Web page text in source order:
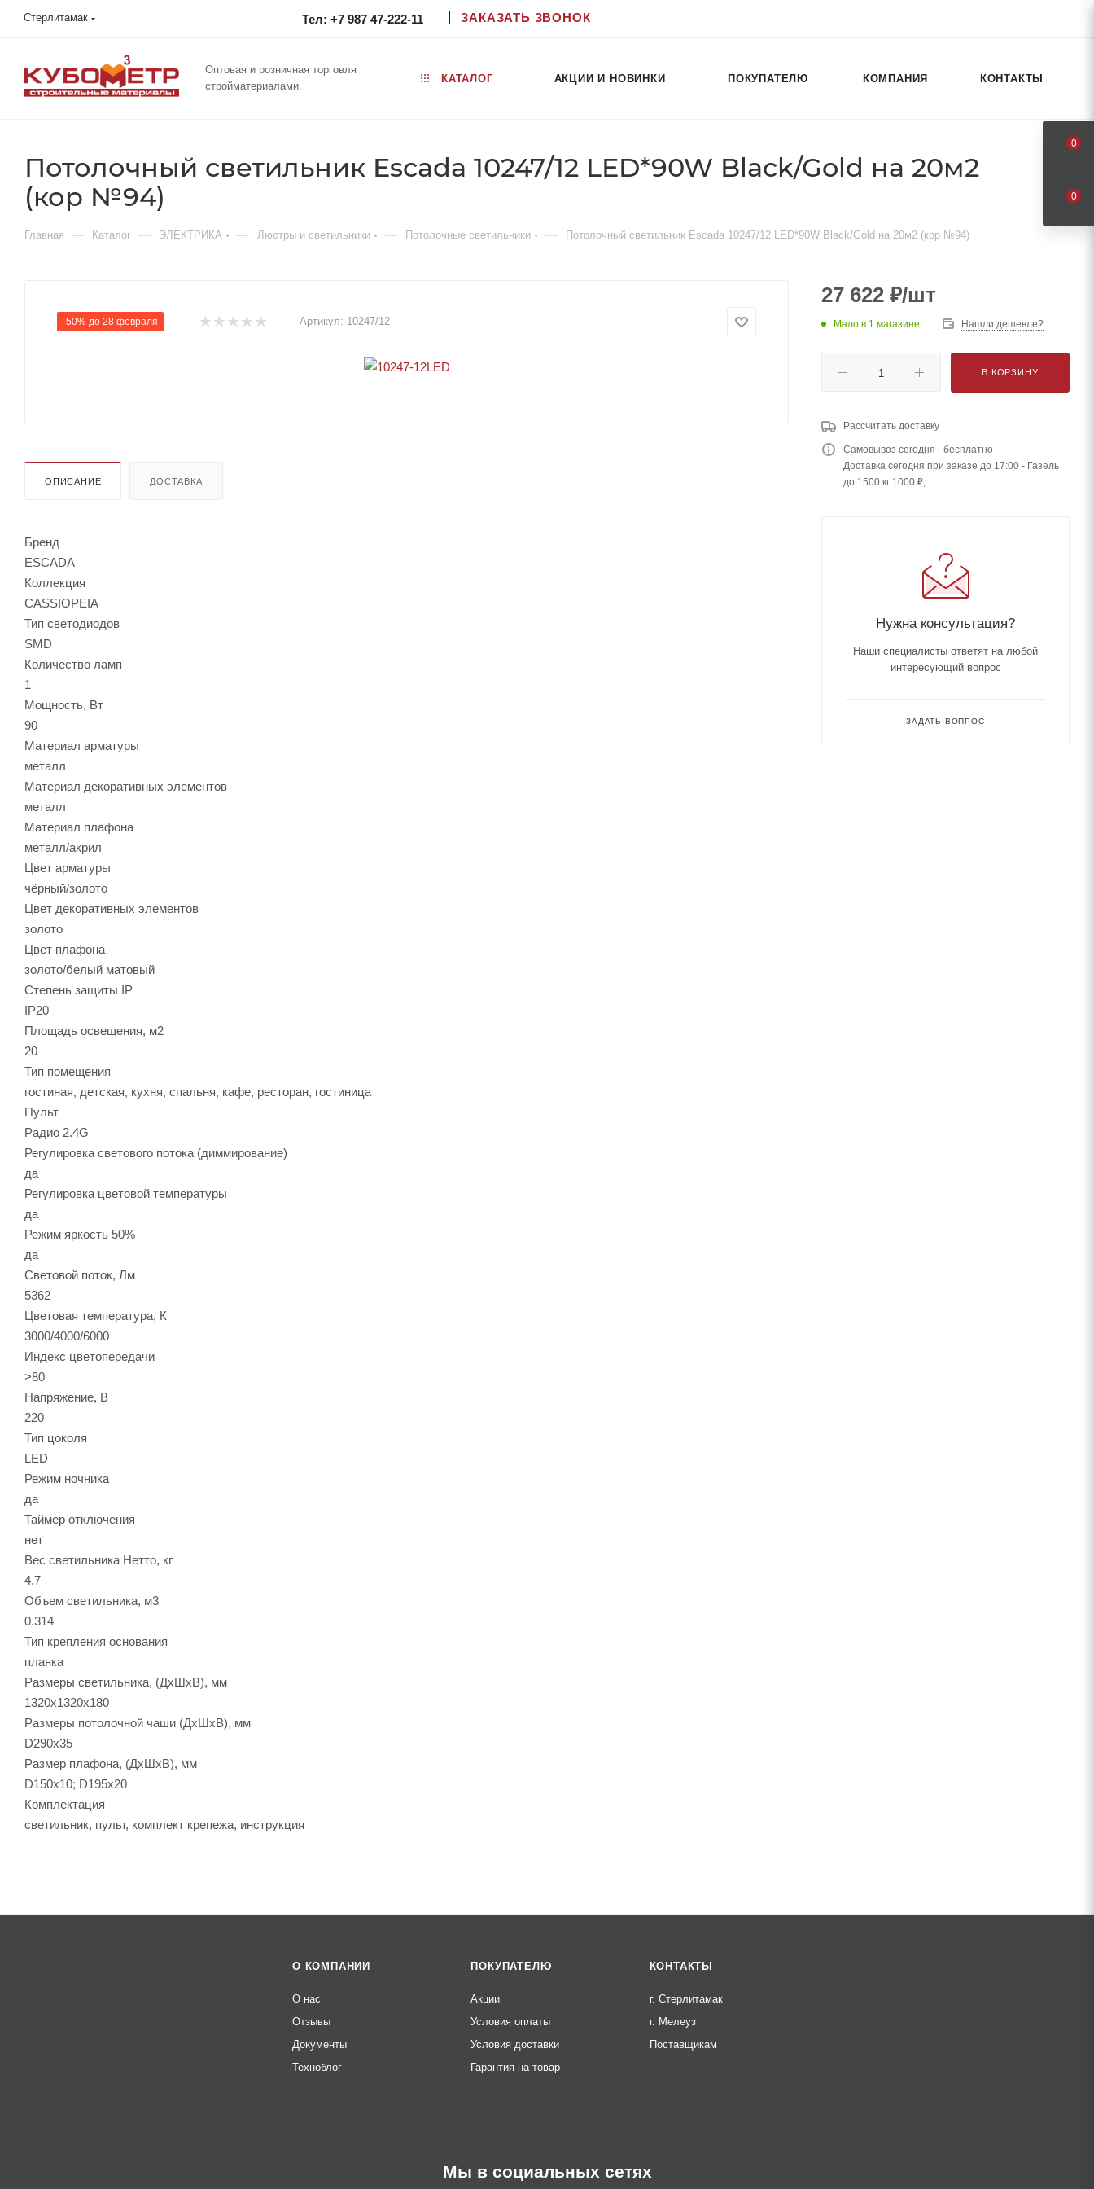
Стерлитамак Тел: +7 987 47-222-11 ЗАКАЗАТЬ ЗВОНОК
Оптовая и розничная торговля
стройматериалами.
КАТАЛОГ АКЦИИ И НОВИНКИ ПОКУПАТЕЛЮ КОМПАНИЯ КОНТАКТЫ
Потолочный cветильник Escada 10247/12 LED*90W Black/Gold на 20м2
(кор №94)
Главная — Каталог — ЭЛЕКТРИКА — Люстры и светильники — Потолочные светильники — Потолочный cветильник Escada 10247/12 LED*90W Black/Gold на 20м2 (кор №94)
-50% до 28 февраля Артикул: 10247/12
ОПИСАНИЕ ДОСТАВКА
Бренд
ESCADA
Коллекция
CASSIOPEIA
Тип светодиодов
SMD
Количество ламп
1
Мощность, Вт
90
Материал арматуры
металл
Материал декоративных элементов
металл
Материал плафона
металл/акрил
Цвет арматуры
чёрный/золото
Цвет декоративных элементов
золото
Цвет плафона
золото/белый матовый
Степень защиты IP
IP20
Площадь освещения, м2
20
Тип помещения
гостиная, детская, кухня, спальня, кафе, ресторан, гостиница
Пульт
Радио 2.4G
Регулировка светового потока (диммирование)
да
Регулировка цветовой температуры
да
Режим яркость 50%
да
Световой поток, Лм
5362
Цветовая температура, К
3000/4000/6000
Индекс цветопередачи
>80
Напряжение, В
220
Тип цоколя
LED
Режим ночника
да
Таймер отключения
нет
Вес светильника Нетто, кг
4.7
Объем светильника, м3
0.314
Тип крепления основания
планка
Размеры светильника, (ДхШхВ), мм
1320х1320х180
Размеры потолочной чаши (ДхШхВ), мм
D290x35
Размер плафона, (ДхШхВ), мм
D150x10; D195x20
Комплектация
светильник, пульт, комплект крепежа, инструкция
27 622 ₽/шт
Мало в 1 магазине Нашли дешевле?
В КОРЗИНУ
Рассчитать доставку
Самовывоз сегодня - бесплатно
Доставка сегодня при заказе до 17:00 - Газель
до 1500 кг 1000 ₽,
Нужна консультация?
Наши специалисты ответят на любой
интересующий вопрос
ЗАДАТЬ ВОПРОС
О КОМПАНИИ
О нас
Отзывы
Документы
Техноблог
ПОКУПАТЕЛЮ
Акции
Условия оплаты
Условия доставки
Гарантия на товар
КОНТАКТЫ
г. Стерлитамак
г. Мелеуз
Поставщикам
Мы в социальных сетях
0
0